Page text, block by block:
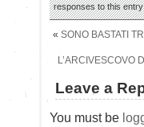
responses to this
« SONO BASTATI
L’ARCIVESCOVO
Leave a
You must be